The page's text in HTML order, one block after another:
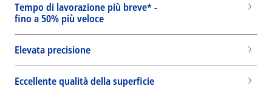
Tempo di lavorazione più breve* -
fino a 50% più veloce
Elevata precisione
Eccellente qualità della superficie